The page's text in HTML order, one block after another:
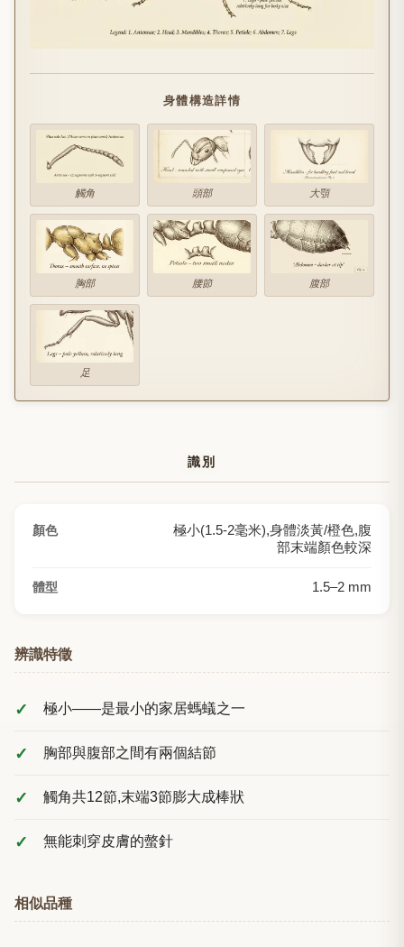
身體構造詳情
觸角 頭部 大顎
胸部 腰節 腹部
足
識別
顏色
極小(1.5-2毫米),身體淡黃/橙色,腹
部末端顏色較深
體型 1.5–2 mm
辨識特徵
極小——是最小的家居螞蟻之一
胸部與腹部之間有兩個結節
觸角共12節,末端3節膨大成棒狀
無能刺穿皮膚的螫針
相似品種